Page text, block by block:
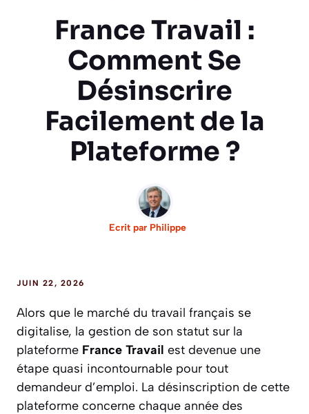
France Travail :
Comment Se
Désinscrire
Facilement de la
Plateforme ?
Ecrit par Philippe
JUIN 22, 2026
Alors que le marché du travail français se
digitalise, la gestion de son statut sur la
plateforme France Travail est devenue une
étape quasi incontournable pour tout
demandeur d’emploi. La désinscription de cette
plateforme concerne chaque année des